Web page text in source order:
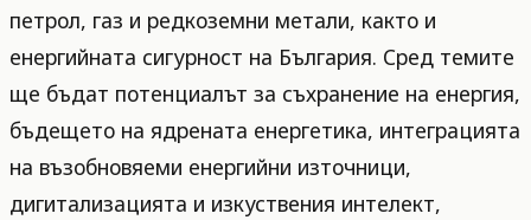
петрол, газ и редкоземни метали, както и
енергийната сигурност на България. Сред темите
ще бъдат потенциалът за съхранение на енергия,
бъдещето на ядрената енергетика, интеграцията
на възобновяеми енергийни източници,
дигитализацията и изкуствения интелект,